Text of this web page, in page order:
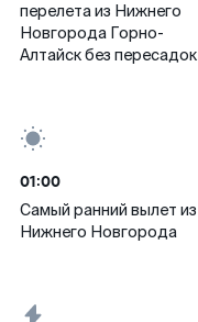
перелета из Нижнего
Новгорода Горно-
Алтайск без пересадок
01:00
Самый ранний вылет из
Нижнего Новгорода